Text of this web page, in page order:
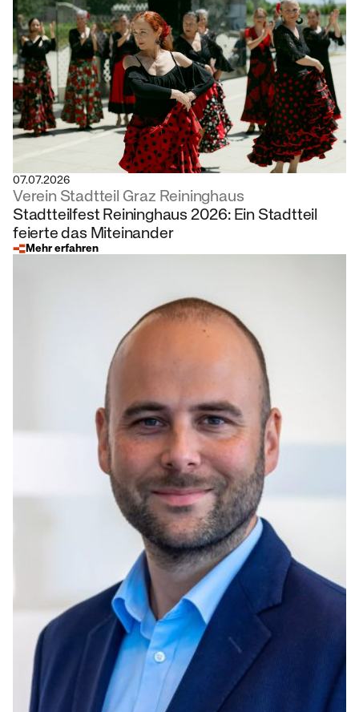
07.07.2026
Verein Stadtteil Graz Reininghaus
Stadtteilfest Reininghaus 2026: Ein Stadtteil
feierte das Miteinander
Mehr erfahren